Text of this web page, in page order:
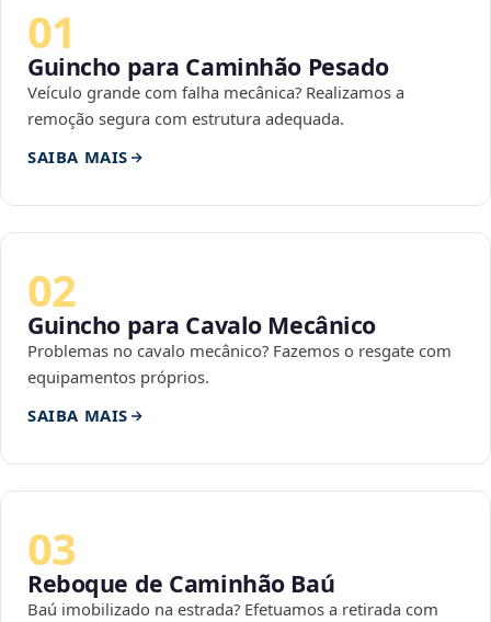
01
Guincho para Caminhão Pesado
Veículo grande com falha mecânica? Realizamos a
remoção segura com estrutura adequada.
SAIBA MAIS
02
Guincho para Cavalo Mecânico
Problemas no cavalo mecânico? Fazemos o resgate com
equipamentos próprios.
SAIBA MAIS
03
Reboque de Caminhão Baú
Baú imobilizado na estrada? Efetuamos a retirada com